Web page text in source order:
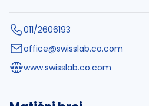
011/2606193
office@swisslab.co.com
www.swisslab.co.com